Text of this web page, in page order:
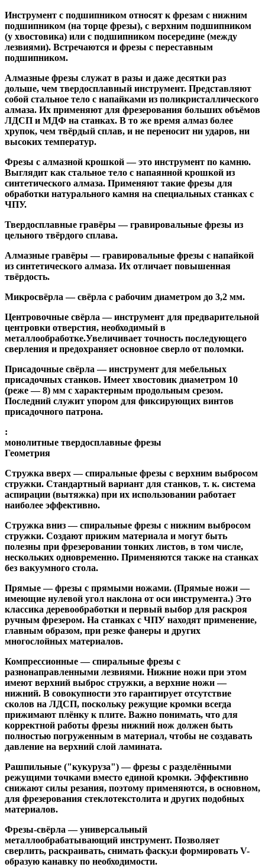
Инструмент с подшипником относят к фрезам с нижним
подшипником (на торце фрезы), с верхним подшипником
(у хвостовика) или с подшипником посередине (между
лезвиями). Встречаются и фрезы с переставным
подшипником.
Алмазные фрезы служат в разы и даже десятки раз
дольше, чем твердосплавный инструмент. Представляют
собой стальное тело с напайками из поликристаллического
алмаза. Их применяют для фрезерования больших объёмов
ЛДСП и МДФ на станках. В то же время алмаз более
хрупок, чем твёрдый сплав, и не переносит ни ударов, ни
высоких температур.
Фрезы с алмазной крошкой— это инструмент по камню.
Выглядит как стальное тело с напаянной крошкой из
синтетического алмаза. Применяют такие фрезы для
обработки натурального камня на специальных станках с
ЧПУ.
Твердосплавные гравёры — гравировальные фрезы из
цельного твёрдого сплава.
Алмазные гравёры — гравировальные фрезы с напайкой
из синтетического алмаза. Их отличает повышенная
твёрдость.
Микросвёрла — свёрла с рабочим диаметром до 3,2 мм.
Центровочные свёрла — инструмент для предварительной
центровки отверстия, необходимый в
металлообработке.Увеличивает точность последующего
сверления и предохраняет основное сверло от поломки.
Присадочные свёрла — инструмент для мебельных
присадочных станков. Имеет хвостовик диаметром 10
(реже — 8) мм с характерным продольным срезом.
Последний служит упором для фиксирующих винтов
присадочного патрона.
:
монолитные твердосплавные фрезы
Геометрия
Стружка вверх— спиральные фрезы с верхним выбросом
стружки. Стандартный вариант для станков, т. к. система
аспирации (вытяжка) при их использовании работает
наиболее эффективно.
Стружка вниз— спиральные фрезы с нижним выбросом
стружки. Создают прижим материала и могут быть
полезны при фрезеровании тонких листов, в том числе,
нескольких одновременно. Применяются также на станках
без вакуумного стола.
Прямые— фрезы с прямыми ножами. (Прямые ножи —
имеющие нулевой угол наклона от оси инструмента.) Это
классика деревообработки и первый выбор для раскроя
ручным фрезером. На станках с ЧПУ находят применение,
главным образом, при резке фанеры и других
многослойных материалов.
Компрессионные— спиральные фрезы с
разнонаправленными лезвиями. Нижние ножи при этом
имеют верхний выброс стружки, а верхние ножи —
нижний. В совокупности это гарантирует отсутствие
сколов на ЛДСП, поскольку режущие кромки всегда
прижимают плёнку к плите. Важно понимать, что для
корректной работы фрезы нижний нож должен быть
полностью погруженным в материал, чтобы не создавать
давление на верхний слой ламината.
Рашпильные ("кукуруза")— фрезы с разделёнными
режущими точками вместо единой кромки. Эффективно
снижают силы резания, поэтому применяются, в основном,
для фрезерования стеклотекстолита и других подобных
материалов.
Фрезы-свёрла — универсальный
металлообрабатывающий инструмент. Позволяет
сверлить, раскраивать, снимать фаску.и формировать V-
образую канавку по необходимости.